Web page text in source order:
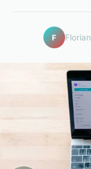
F Florian